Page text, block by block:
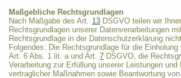
Maßgebliche Rechtsgrundlagen
Nach Maßgabe des Art. 13 DSGVO teilen wir
Rechtsgrundlagen unserer Datenverarbeitungen
Rechtsgrundlage in der Datenschutzerklärung
Folgendes: Die Rechtsgrundlage für die
Art. 6 Abs. 1 lit. a und Art. 7 DSGVO, die
Verarbeitung zur Erfüllung unserer Leistungen und
vertraglicher Maßnahmen sowie Beantwortung